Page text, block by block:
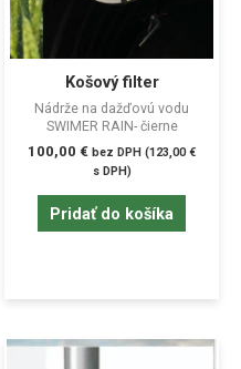
Košový filter
Nádrže na dažďovú vodu
SWIMER RAIN- čierne
100,00 € bez DPH (123,00€
s DPH)
Pridať do košíka